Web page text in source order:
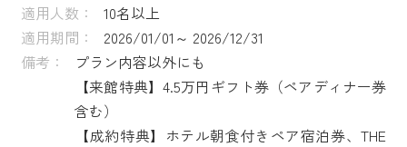
適用人数：
10名以上
適用期間：
2026/01/01～ 2026/12/31
備考：
プラン内容以外にも
【来館特典】4.5万円ギフト券（ペアディナー券
含む）
【成約特典】ホテル朝食付きペア宿泊券、THE